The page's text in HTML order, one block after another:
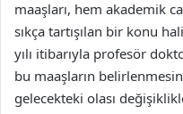
maaşları, hem akademik
sıkça tartışılan bir konu
yılı itibarıyla profesör
bu maaşların
gelecekteki olası